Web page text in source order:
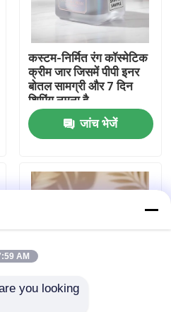
कस्टम-निर्मित रंग कॉस्मेटिक
क्रीम जार जिसमें पीपी इनर
बोतल सामग्री और 7 दिन
शिपिंग नमूना है
जांच भेजें
AM
you looking